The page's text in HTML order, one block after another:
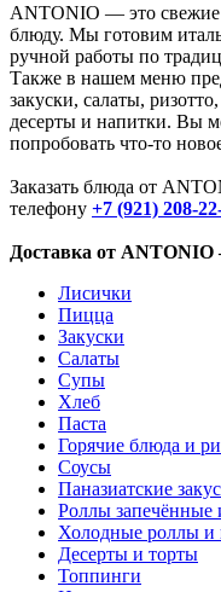
ANTONIO — это
блюду. Мы готовим
ручной работы по
Также в нашем меню
закуски, салаты,
десерты и напитки. Вы
попробовать что-то
Заказать блюда от
телефону +7 (921) 208-
Доставка от
Лисички
Пицца
Закуски
Салаты
Супы
Хлеб
Паста
Горячие блюда и
Соусы
Паназиатские
Роллы запечённые
Холодные роллы и
Десерты и торты
Топпинги